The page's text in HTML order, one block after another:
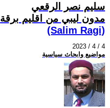
سليم نصر الرقعي
مدون ليبي من اقليم برقة
(Salim Ragi)
2023 / 4 / 4
مواضيع وابحاث سياسية